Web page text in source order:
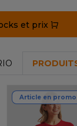
et prix
Article en promo